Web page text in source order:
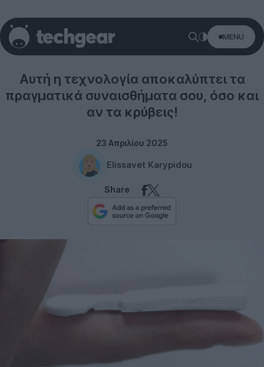
MENU
Technology
Αυτή η τεχνολογία αποκαλύπτει τα
πραγματικά συναισθήματα σου, όσο και
αν τα κρύβεις!
23 Απριλίου 2025
Elissavet Karypidou
Share